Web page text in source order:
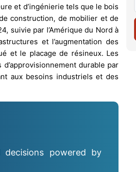
et d’ingénierie tels que le bois
construction, de mobilier et de
suivie par l’Amérique du Nord à
et l’augmentation des
et le placage de résineux. Les
durable par
aux besoins industriels et des
powered by